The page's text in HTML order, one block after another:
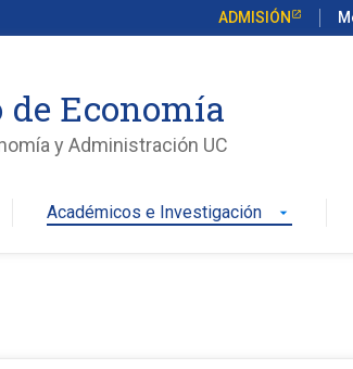
ADMISIÓN
Economía
y Administración UC
Académicos e Investigación arrow_drop_down